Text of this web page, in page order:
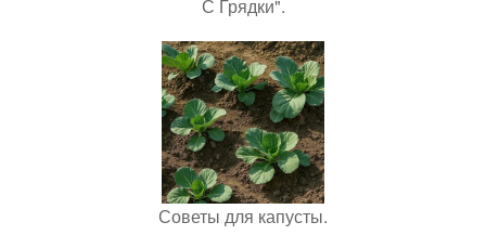
С Грядки".
Советы для капусты.